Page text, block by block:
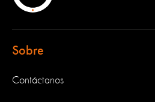
Sobre
Contáctanos